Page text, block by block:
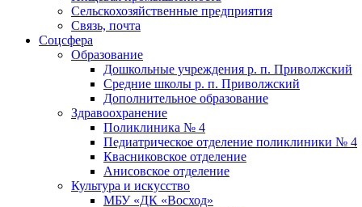
Сельскохозяйственные предприятия
Связь, почта
Соцсфера
Образование
Дошкольные учреждения р. п. Приволжский
Средние школы р. п. Приволжский
Дополнительное образование
Здравоохранение
Поликлиника № 4
Педиатрическое отделение поликлиники № 4
Квасниковское отделение
Анисовское отделение
Культура и искусство
МБУ «ДК «Восход»